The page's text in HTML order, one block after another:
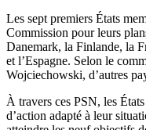
Les sept premiers États
Commission pour leurs
Danemark, la Finlande, la
et l’Espagne. Selon le
Wojciechowski, d’autres
À travers ces PSN, les
d’action adapté à leur